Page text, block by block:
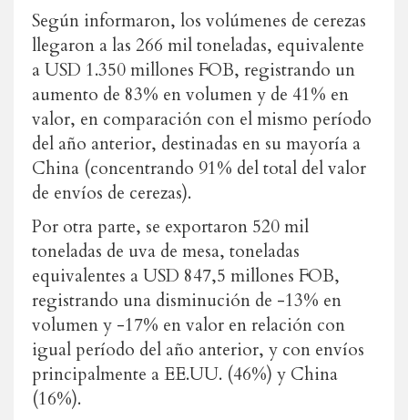
Según informaron, los volúmenes de cerezas
llegaron a las 266 mil toneladas, equivalente
a USD 1.350 millones FOB, registrando un
aumento de 83% en volumen y de 41% en
valor, en comparación con el mismo período
del año anterior, destinadas en su mayoría a
China (concentrando 91% del total del valor
de envíos de cerezas).
Por otra parte, se exportaron 520 mil
toneladas de uva de mesa, toneladas
equivalentes a USD 847,5 millones FOB,
registrando una disminución de -13% en
volumen y -17% en valor en relación con
igual período del año anterior, y con envíos
principalmente a EE.UU. (46%) y China
(16%).